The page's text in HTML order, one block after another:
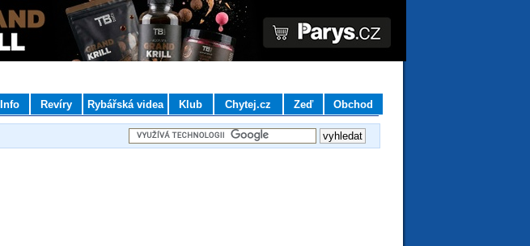
Info Revíry Rybářská videa Klub Chytej.cz Zeď Obchod